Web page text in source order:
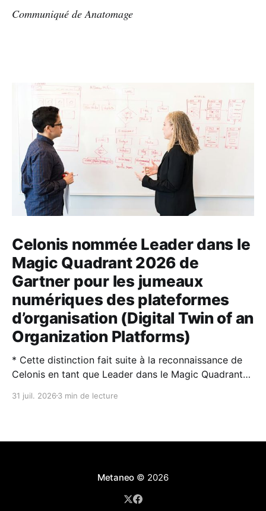
Communiqué de Anatomage
Celonis nommée Leader dans le
Magic Quadrant 2026 de
Gartner pour les jumeaux
numériques des plateformes
d’organisation (Digital Twin of an
Organization Platforms)
* Cette distinction fait suite à la reconnaissance de
Celonis en tant que Leader dans le Magic Quadrant™
jumeaux numériques d’organisation (DTO) et
plus faciles à utiliser,
31 juil. 2026 3 min de lecture
Metaneo © 2026